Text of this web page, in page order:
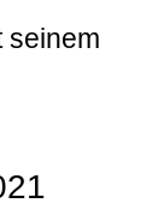
seinem